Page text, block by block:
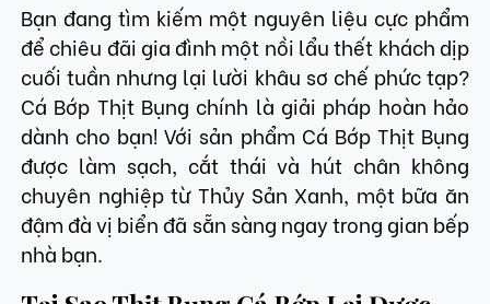
Bạn đang tìm kiếm một nguyên liệu cực phẩm
để chiêu đãi gia đình một nồi lẩu thết khách dịp
cuối tuần nhưng lại lười khâu sơ chế phức tạp?
Cá Bớp Thịt Bụng chính là giải pháp hoàn hảo
dành cho bạn! Với sản phẩm Cá Bớp Thịt Bụng
được làm sạch, cắt thái và hút chân không
chuyên nghiệp từ Thủy Sản Xanh, một bữa ăn
đậm đà vị biển đã sẵn sàng ngay trong gian bếp
nhà bạn.